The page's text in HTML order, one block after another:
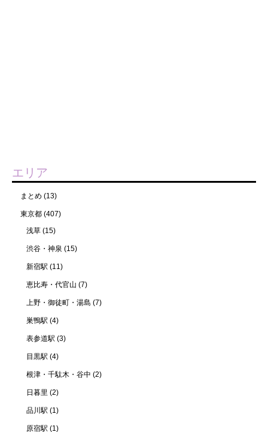
エリア
まとめ (13)
東京都 (407)
浅草 (15)
渋谷・神泉 (15)
新宿駅 (11)
恵比寿・代官山 (7)
上野・御徒町・湯島 (7)
巣鴨駅 (4)
表参道駅 (3)
目黒駅 (4)
根津・千駄木・谷中 (2)
日暮里 (2)
品川駅 (1)
原宿駅 (1)